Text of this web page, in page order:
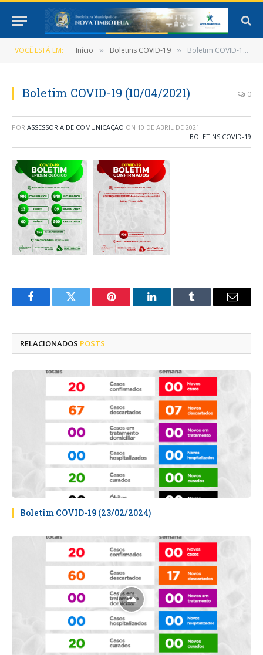
VOCÊ ESTÁ EM: Início » Boletins COVID-19 » Boletim COVID-19 (10/04/2021)
Boletim COVID-19 (10/04/2021) 0
POR ASSESSORIA DE COMUNICAÇÃO ON 10 DE ABRIL DE 2021
BOLETINS COVID-19
FacebookTwitter Pinterest LinkedInTumblr
E-
RELACIONADOS POSTS
Boletim COVID-19 (23/02/2024)